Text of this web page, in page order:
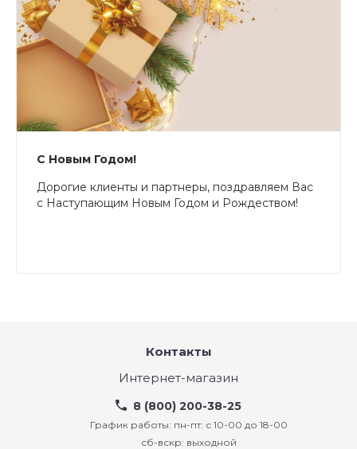
С Новым Годом!
Дорогие клиенты и партнеры, поздравляем Вас
с Наступающим Новым Годом и Рождеством!
Контакты
Интернет-магазин
8 (800) 200-38-25
График работы: пн-пт: с 10-00 до 18-00
сб-вскр: выходной